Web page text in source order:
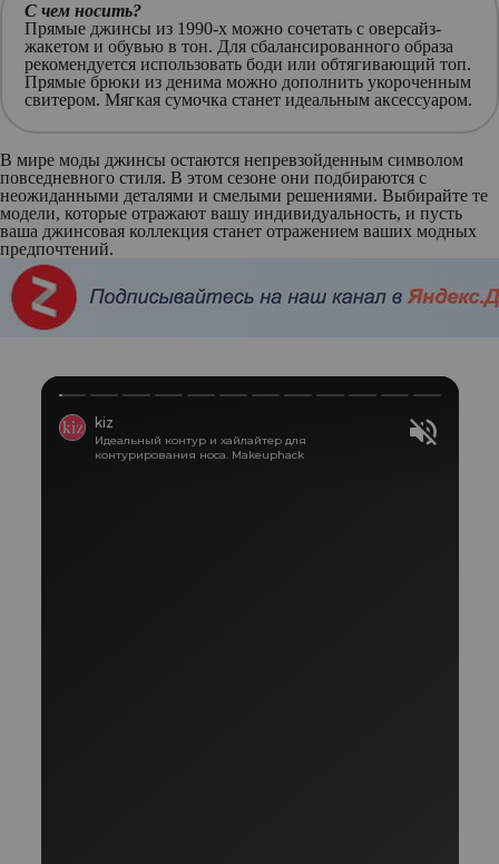
С чем носить?
Прямые джинсы из 1990-х можно сочетать с оверсайз-
жакетом и обувью в тон. Для сбалансированного образа
рекомендуется использовать боди или обтягивающий топ.
Прямые брюки из денима можно дополнить укороченным
свитером. Мягкая сумочка станет идеальным аксессуаром.
В мире моды джинсы остаются непревзойденным символом
повседневного стиля. В этом сезоне они подбираются с
неожиданными деталями и смелыми решениями. Выбирайте те
модели, которые отражают вашу индивидуальность, и пусть
ваша джинсовая коллекция станет отражением ваших модных
предпочтений.